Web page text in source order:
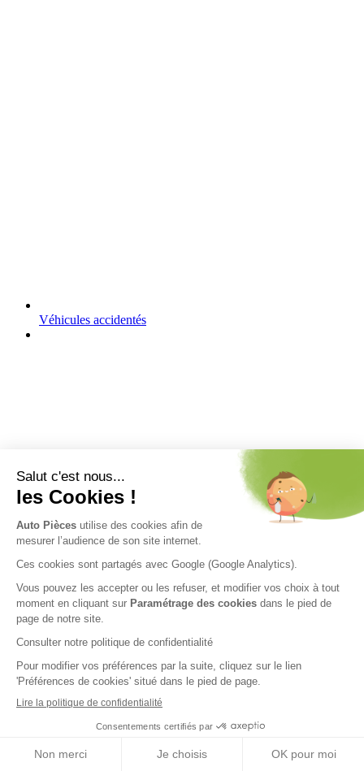
Véhicules accidentés
Nos engagements